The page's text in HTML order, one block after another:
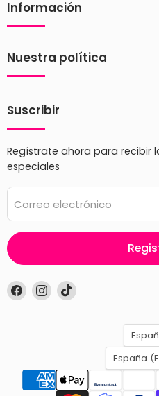
Información
Nuestra política
Suscribir
Regístrate ahora para recibir
especiales
Correo electrónico
Encuéntrenos
en
Encuéntrenos
en
Encuéntrenos
País
España